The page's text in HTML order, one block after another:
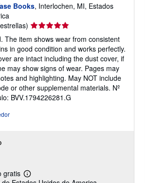
Books, Interlochen, MI, Estados
Calificación
del
vendedor:
5
de
5
estrellas
The item shows wear from consistent
in good condition and works perfectly.
are intact including the dust cover, if
may show signs of wear. Pages may
and highlighting. May NOT include
or other supplemental materials. Nº
BVV.1794226281.G
gratis
Más